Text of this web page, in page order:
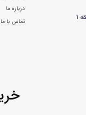
درباره ما
تماس با ما